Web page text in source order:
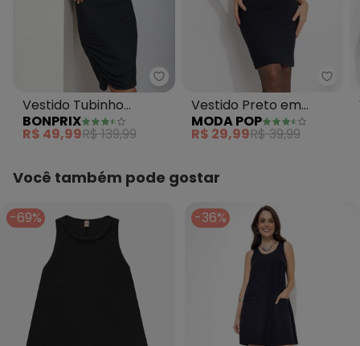
bonprix - Vestido Tubinho
Vestido Tubinho
Mangas em Tule Preto
BONPRIX
R$ 49,99R$ 139,99
Vestido Preto em
Canelado
MODA POP
R$ 29,99R$ 39,99
Você também pode gostar
-69% -36%